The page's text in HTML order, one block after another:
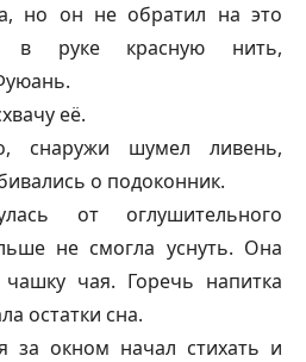
но он не обратил на это
в руке красную нить,
её.
снаружи шумел ливень,
о подоконник.
от оглушительного
не смогла уснуть. Она
чая. Горечь напитка
остатки сна.
за окном начал стихать и